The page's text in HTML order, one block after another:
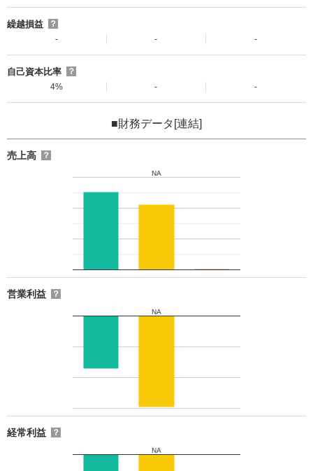
繰越損益
？
-
- -
自己資本比率
？
4%
- -
■財務データ[連結]
売上高 ？
NA
営業利益 ？
NA
経常利益 ？
NA